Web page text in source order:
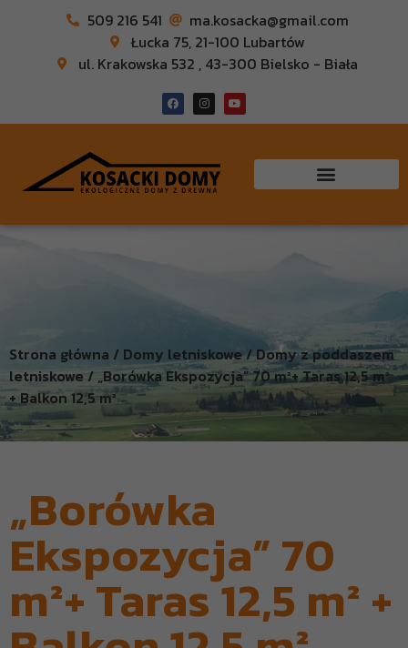
509 216 541
ma.kosacka@gmail.com
Łucka 75, 21-100 Lubartów
ul. Krakowska 532 , 43-300 Bielsko - Biała
Strona główna / Domy letniskowe / Domy z poddaszem
letniskowe / „Borówka Ekspozycja” 70 m²+ Taras 12,5 m²
+ Balkon 12,5 m²
„Borówka
Ekspozycja” 70
m²+ Taras 12,5 m² +